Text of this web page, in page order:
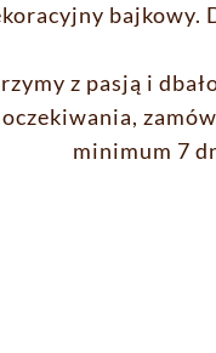
bajkowy.
z pasją i
minimum 7